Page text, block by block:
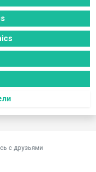
c друзьями